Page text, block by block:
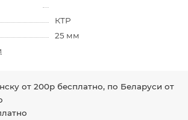
КТР
25 мм
от 200р бесплатно, по Беларуси от